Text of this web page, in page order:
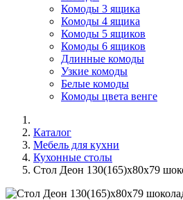
Комоды 3 ящика
Комоды 4 ящика
Комоды 5 ящиков
Комоды 6 ящиков
Длинные комоды
Узкие комоды
Белые комоды
Комоды цвета венге
Каталог
Мебель для кухни
Кухонные столы
Стол Деон 130(165)х80х79